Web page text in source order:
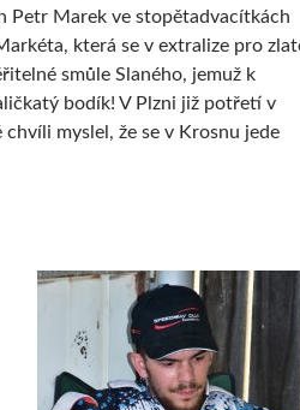
Petr Marek ve stopětadvacítkách
která se v extralize pro
smůle Slaného, jemuž k
bodík! V Plzni již potřetí v
myslel, že se v Krosnu jede